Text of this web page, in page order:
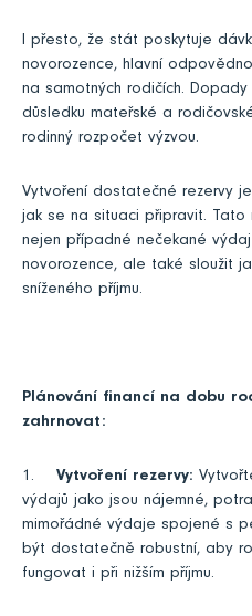
I přesto, že stát poskytuje
novorozence, hlavní
na samotných rodičích. Dopady
důsledku mateřské a
rodinný rozpočet výzvou.
Vytvoření dostatečné rezervy
jak se na situaci připravit. Tato
nejen případné nečekané
novorozence, ale také sloužit
sníženého příjmu.
Plánování financí na dobu
zahrnovat:
1. Vytvoření rezervy:
výdajů jako jsou nájemné,
mimořádné výdaje spojené s
být dostatečně robustní, aby
fungovat i při nižším příjmu.